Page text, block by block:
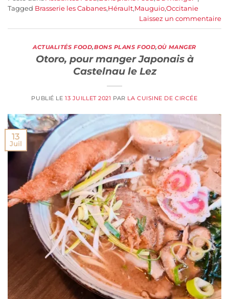
Tagged Brasserie les Cabanes,Hérault,Mauguio,Occitanie
Laissez un commentaire
ACTUALITÉS FOOD,BONS PLANS FOOD,OÙ MANGER
Otoro, pour manger Japonais à
Castelnau le Lez
PUBLIÉ LE13 JUILLET 2021 PAR LA CUISINE DE CIRCÉE
13
Juil